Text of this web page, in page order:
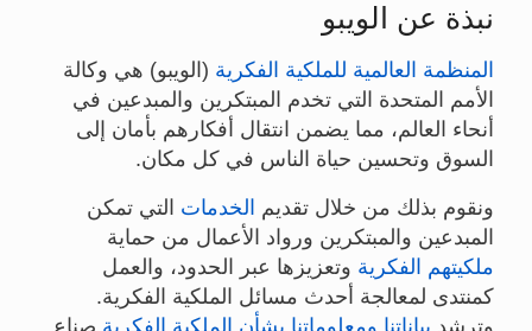
نبذة عن الويبو
المنظمة العالمية للملكية الفكرية (الويبو) هي وكالة
الأمم المتحدة التي تخدم المبتكرين والمبدعين في
أنحاء العالم، مما يضمن انتقال أفكارهم بأمان إلى
السوق وتحسين حياة الناس في كل مكان.
ونقوم بذلك من خلال تقديم الخدمات التي تمكن
المبدعين والمبتكرين ورواد الأعمال من حماية
ملكيتهم الفكرية وتعزيزها عبر الحدود، والعمل
كمنتدى لمعالجة أحدث مسائل الملكية الفكرية.
وترشد بياناتنا ومعلوماتنا بشأن الملكية الفكرية صناع